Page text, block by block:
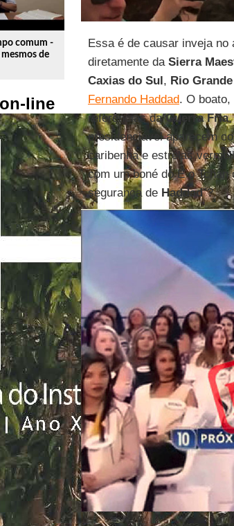
comum -
de
line
Essa é de causar inveja
diretamente da Sierra
Caxias do Sul, Rio
Fernando Haddad. O boato,
referências daGuerra Fria,
presidenciável aparecem
caribenha e estrelas
com um boné do É o
segurança de Haddad”?